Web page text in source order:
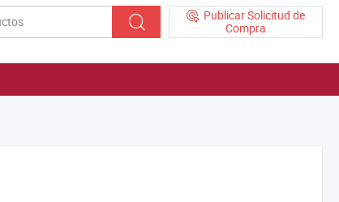
Publicar Solicitud de
Compra